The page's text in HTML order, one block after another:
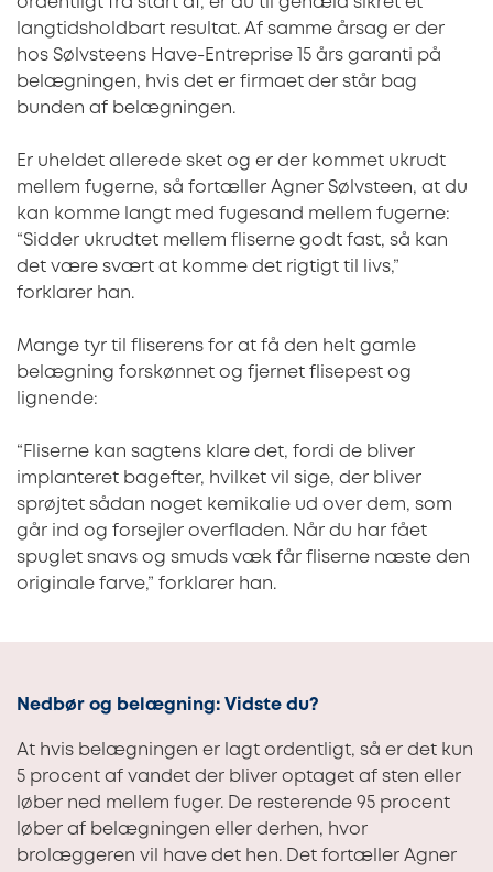
langtidsholdbart resultat. Af samme årsag er der
hos Sølvsteens Have-Entreprise 15 års garanti på
belægningen, hvis det er firmaet der står bag
bunden af belægningen.
Er uheldet allerede sket og er der kommet ukrudt
mellem fugerne, så fortæller Agner Sølvsteen, at du
kan komme langt med fugesand mellem fugerne:
“Sidder ukrudtet mellem fliserne godt fast, så kan
det være svært at komme det rigtigt til livs,”
forklarer han.
Mange tyr til fliserens for at få den helt gamle
belægning forskønnet og fjernet flisepest og
lignende:
“Fliserne kan sagtens klare det, fordi de bliver
implanteret bagefter, hvilket vil sige, der bliver
sprøjtet sådan noget kemikalie ud over dem, som
går ind og forsejler overfladen. Når du har fået
spuglet snavs og smuds væk får fliserne næste den
originale farve,” forklarer han.
Nedbør og belægning: Vidste du?
At hvis belægningen er lagt ordentligt, så er det kun
5 procent af vandet der bliver optaget af sten eller
løber ned mellem fuger. De resterende 95 procent
løber af belægningen eller derhen, hvor
brolæggeren vil have det hen. Det fortæller Agner